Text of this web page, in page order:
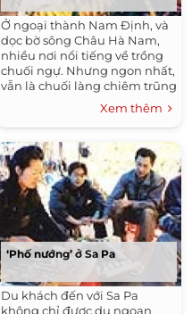
Ở ngoại thành Nam Định, và
dọc bờ sông Châu Hà Nam,
nhiều nơi nổi tiếng về trồng
chuối ngự. Nhưng ngon nhất,
vẫn là chuối làng chiêm trũng
Đại Hoàng (Lý Nhân, Hà
Nam). Quả chuối mềm nuột,
mầu vàng nhạt, cắn một
miếng, lộ ra ruột vàng sậm,
thơm nức.
Xem thêm
‘Phố nướng’ ở Sa Pa
Du khách đến với Sa Pa
không chỉ được du ngoạn